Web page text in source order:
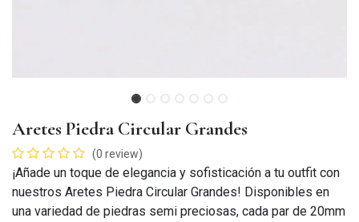
Aretes Piedra Circular Grandes
(0 review)
¡Añade un toque de elegancia y sofisticación a tu outfit con
nuestros Aretes Piedra Circular Grandes! Disponibles en
una variedad de piedras semi preciosas, cada par de 20mm